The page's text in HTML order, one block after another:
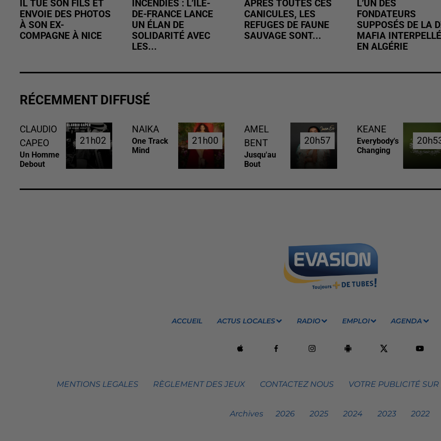
IL TUE SON FILS ET
ENVOIE DES PHOTOS
À SON EX-
COMPAGNE À NICE
INCENDIES : L’ÎLE-
DE-FRANCE LANCE
UN ÉLAN DE
SOLIDARITÉ AVEC
LES...
APRÈS TOUTES CES
CANICULES, LES
REFUGES DE FAUNE
SAUVAGE SONT...
L’UN DES
FONDATEURS
SUPPOSÉS DE LA
MAFIA INTERPELLÉ
EN ALGÉRIE
RÉCEMMENT DIFFUSÉ
CLAUDIO
CAPEO
Un Homme
Debout
21h02
21h02
NAIKA
One Track
Mind
21h00
21h00
AMEL
BENT
Jusqu'au
Bout
20h57
20h57
KEANE
Everybody's
Changing
ACCUEIL ACTUS LOCALES RADIO EMPLOI AGENDA
MENTIONS LEGALES RÈGLEMENT DES JEUX CONTACTEZ NOUS VOTRE PUBLICITÉ
Archives 2026 2025 2024 2023 2022